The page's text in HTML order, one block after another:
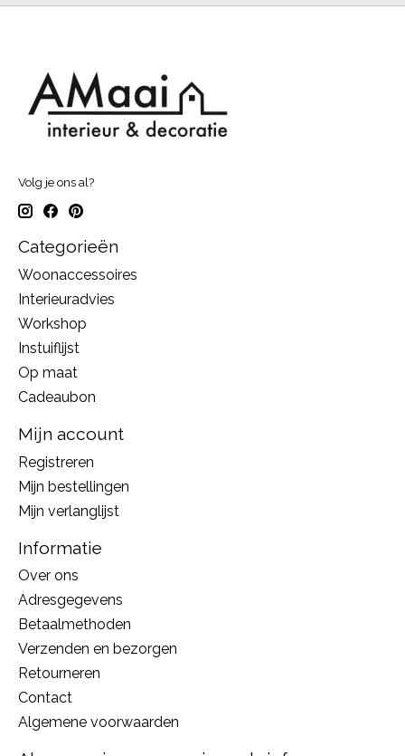
Volg je ons al?
Categorieën
Woonaccessoires
Interieuradvies
Workshop
Instuiflijst
Op maat
Cadeaubon
Mijn account
Registreren
Mijn bestellingen
Mijn verlanglijst
Informatie
Over ons
Adresgegevens
Betaalmethoden
Verzenden en bezorgen
Retourneren
Contact
Algemene voorwaarden